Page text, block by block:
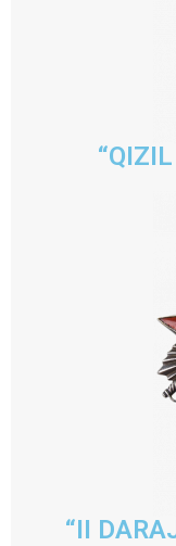
“II